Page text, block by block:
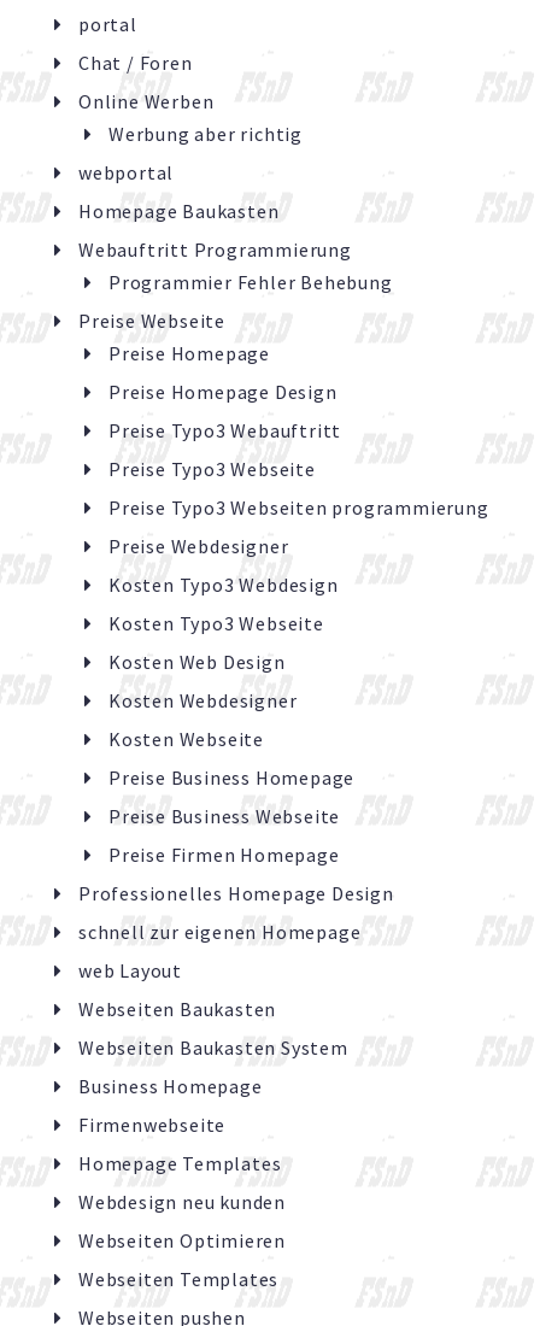
portal
Chat / Foren
Online Werben
Werbung aber richtig
webportal
Homepage Baukasten
Webauftritt Programmierung
Programmier Fehler Behebung
Preise Webseite
Preise Homepage
Preise Homepage Design
Preise Typo3 Webauftritt
Preise Typo3 Webseite
Preise Typo3 Webseiten programmierung
Preise Webdesigner
Kosten Typo3 Webdesign
Kosten Typo3 Webseite
Kosten Web Design
Kosten Webdesigner
Kosten Webseite
Preise Business Homepage
Preise Business Webseite
Preise Firmen Homepage
Professionelles Homepage Design
schnell zur eigenen Homepage
web Layout
Webseiten Baukasten
Webseiten Baukasten System
Business Homepage
Firmenwebseite
Homepage Templates
Webdesign neu kunden
Webseiten Optimieren
Webseiten Templates
Webseiten pushen